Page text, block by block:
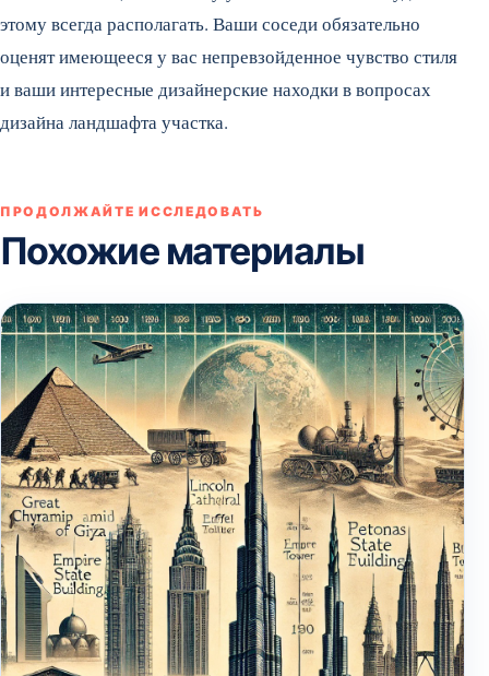
этому всегда располагать. Ваши соседи обязательно
оценят имеющееся у вас непревзойденное чувство стиля
и ваши интересные дизайнерские находки в вопросах
дизайна ландшафта участка.
ПРОДОЛЖАЙТЕ ИССЛЕДОВАТЬ
Похожие материалы